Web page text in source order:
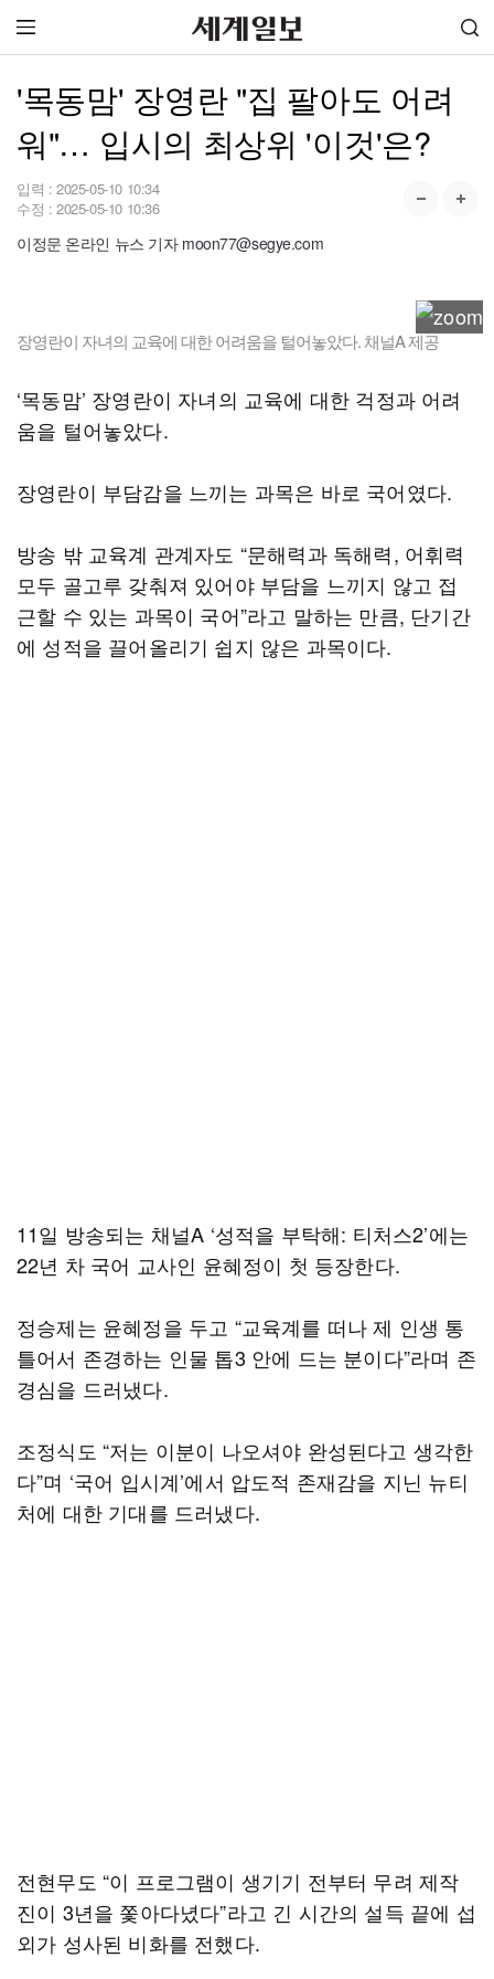
'목동맘' 장영란 "집 팔아도 어려
워"… 입시의 최상위 '이것'은?
입력 : 2025-05-10 10:34
수정 : 2025-05-10 10:36
이정문 온라인 뉴스 기자 moon77@segye.com
장영란이 자녀의 교육에 대한 어려움을 털어놓았다. 채널A 제공
‘목동맘’ 장영란이 자녀의 교육에 대한 걱정과 어려
움을 털어놓았다.
장영란이 부담감을 느끼는 과목은 바로 국어였다.
방송 밖 교육계 관계자도 “문해력과 독해력, 어휘력
모두 골고루 갖춰져 있어야 부담을 느끼지 않고 접
근할 수 있는 과목이 국어”라고 말하는 만큼, 단기간
에 성적을 끌어올리기 쉽지 않은 과목이다.
11일 방송되는 채널A ‘성적을 부탁해: 티처스2’에는
22년 차 국어 교사인 윤혜정이 첫 등장한다.
정승제는 윤혜정을 두고 “교육계를 떠나 제 인생 통
틀어서 존경하는 인물 톱3 안에 드는 분이다”라며 존
경심을 드러냈다.
조정식도 “저는 이분이 나오셔야 완성된다고 생각한
다”며 ‘국어 입시계’에서 압도적 존재감을 지닌 뉴티
처에 대한 기대를 드러냈다.
전현무도 “이 프로그램이 생기기 전부터 무려 제작
진이 3년을 쫓아다녔다”라고 긴 시간의 설득 끝에 섭
외가 성사된 비화를 전했다.